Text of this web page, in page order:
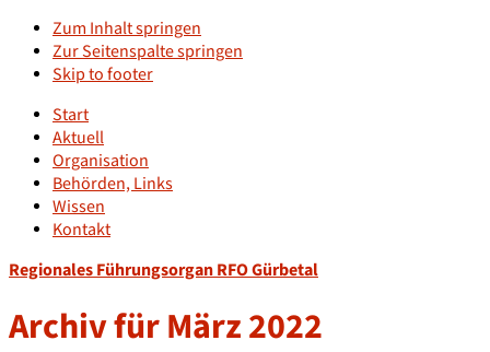
Zum Inhalt springen
Zur Seitenspalte springen
Skip to footer
Start
Aktuell
Organisation
Behörden, Links
Wissen
Kontakt
Regionales Führungsorgan RFO Gürbetal
Archiv für März 2022